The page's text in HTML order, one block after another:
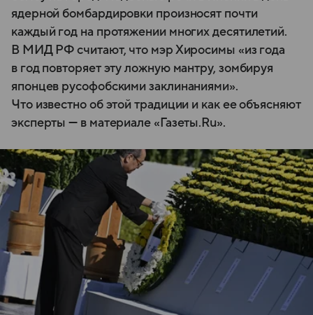
ядерной бомбардировки произносят почти
каждый год на протяжении многих десятилетий.
В МИД РФ считают, что мэр Хиросимы «из года
в год повторяет эту ложную мантру, зомбируя
японцев русофобскими заклинаниями».
Что известно об этой традиции и как ее объясняют
эксперты — в материале «Газеты.Ru».